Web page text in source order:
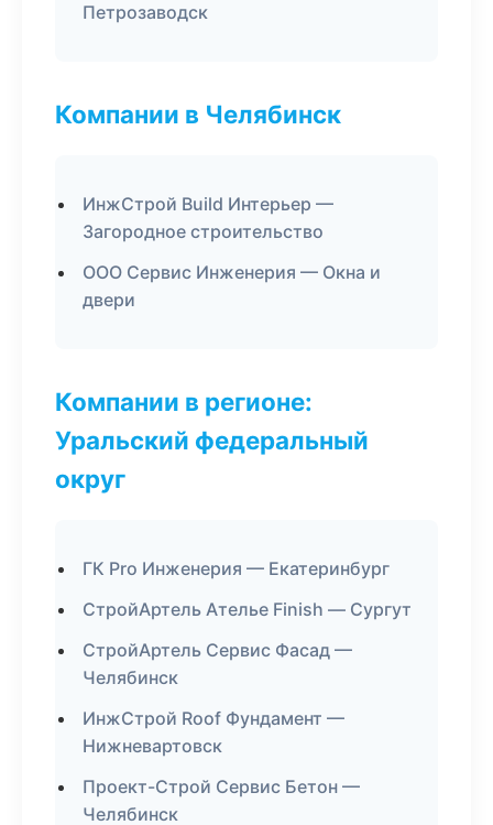
Петрозаводск
Компании в Челябинск
ИнжСтрой Build Интерьер —
Загородное строительство
ООО Сервис Инженерия — Окна и
двери
Компании в регионе:
Уральский федеральный
округ
ГК Pro Инженерия — Екатеринбург
СтройАртель Ателье Finish — Сургут
СтройАртель Сервис Фасад —
Челябинск
ИнжСтрой Roof Фундамент —
Нижневартовск
Проект-Строй Сервис Бетон —
Челябинск